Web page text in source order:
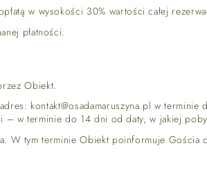
w wysokości 30% wartości całej
płatności.
Obiekt.
kontakt@osadamaruszyna.pl w
– w terminie do 14 dni od daty, w jakiej
W tym terminie Obiekt poinformuje Gościa